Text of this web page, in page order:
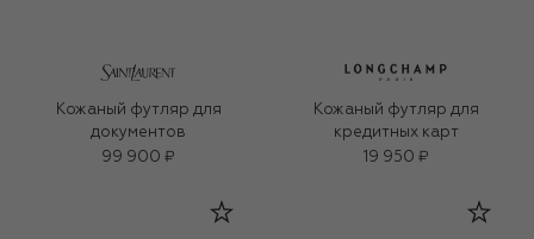
Кожаный футляр для
документов
99 900 ₽
Кожаный футляр для
кредитных карт
19 950 ₽